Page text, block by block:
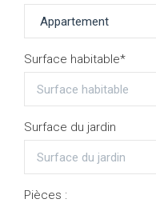
Surface habitable*
Surface du jardin
Pièces :